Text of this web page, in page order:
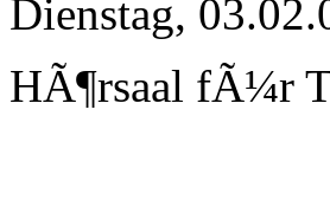
Dienstag,
HÃ¶rsaal fÃ¼r